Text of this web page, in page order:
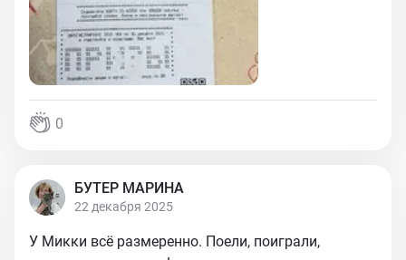
0
БУТЕР МАРИНА
22 декабря 2025
У Микки всё размеренно. Поели, поиграли,